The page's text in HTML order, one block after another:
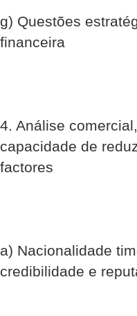
g) Questões
financeira
4. Análise
capacidade de
factores
a) Nacionalidade
credibilidade e